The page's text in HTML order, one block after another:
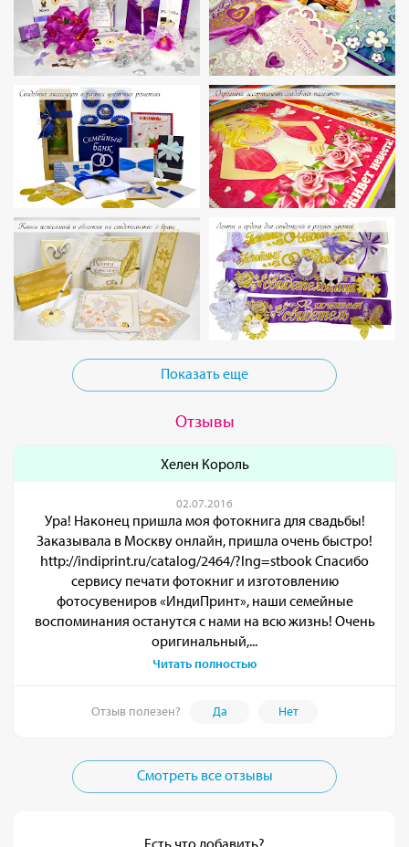
Показать еще
Отзывы
Хелен Король
02.07.2016
Ура! Наконец пришла моя фотокнига для свадьбы!
Заказывала в Москву онлайн, пришла очень быстро!
http://indiprint.ru/catalog/2464/?lng=stbook Спасибо
сервису печати фотокниг и изготовлению
фотосувениров «ИндиПринт», наши семейные
воспоминания останутся с нами на всю жизнь! Очень
оригинальный,...
Читать полностью
Отзыв полезен? Да Нет
Смотреть все отзывы
Есть что добавить?